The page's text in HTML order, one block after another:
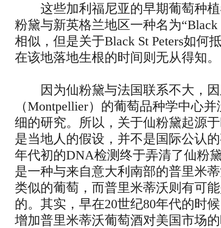
这些加利福尼亚的早期葡萄种植
粉黛与新英格兰地区一种名为“Black
相似，但是关于Black St Peters如何
在该地落地生根的时间则无从得知。
因为仙粉黛与法国联系不大，因
（Montpellier）的葡萄品种学中心
细的研究。所以，关于仙粉黛起源
是当地人的假设，并不是国际公认
年代初的DNA检测终于弄清了仙粉
是一种与来自意大利南部的普里米
类似的葡萄，而普里米蒂沃则有可
的。其实，早在20世纪80年代的时
增加普里米蒂沃葡萄酒对美国市场